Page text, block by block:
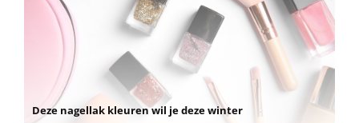
Deze nagellak kleuren wil je deze winter